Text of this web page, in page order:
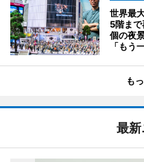
世界最
5階ま
個の夜
「もう
も
最新